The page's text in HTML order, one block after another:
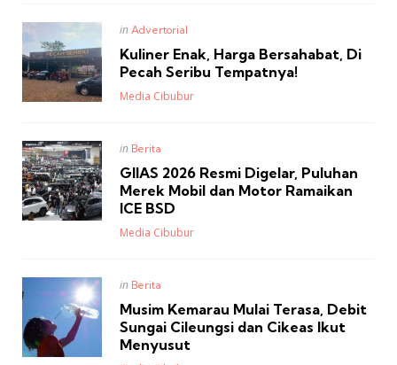
Posted
in Advertorial
Kuliner Enak, Harga Bersahabat, Di
Pecah Seribu Tempatnya!
Posted
Media Cibubur
Posted
in Berita
GIIAS 2026 Resmi Digelar, Puluhan
Merek Mobil dan Motor Ramaikan
ICE BSD
Posted
Media Cibubur
Posted
in Berita
Musim Kemarau Mulai Terasa, Debit
Sungai Cileungsi dan Cikeas Ikut
Menyusut